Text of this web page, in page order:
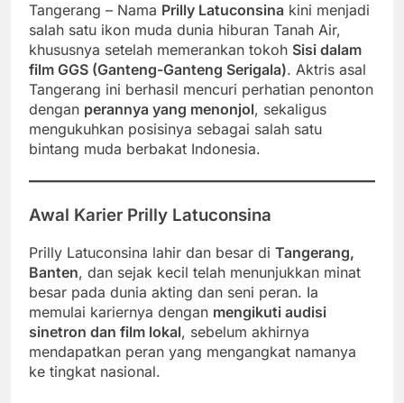
Tangerang – Nama Prilly Latuconsina kini menjadi
salah satu ikon muda dunia hiburan Tanah Air,
khususnya setelah memerankan tokoh Sisi dalam
film GGS (Ganteng-Ganteng Serigala). Aktris asal
Tangerang ini berhasil mencuri perhatian penonton
dengan perannya yang menonjol, sekaligus
mengukuhkan posisinya sebagai salah satu
bintang muda berbakat Indonesia.
Awal Karier Prilly Latuconsina
Prilly Latuconsina lahir dan besar di Tangerang,
Banten, dan sejak kecil telah menunjukkan minat
besar pada dunia akting dan seni peran. Ia
memulai kariernya dengan mengikuti audisi
sinetron dan film lokal, sebelum akhirnya
mendapatkan peran yang mengangkat namanya
ke tingkat nasional.